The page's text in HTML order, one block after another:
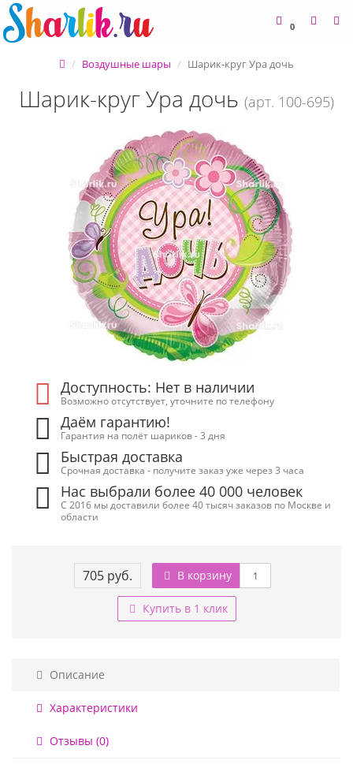
0
Воздушные шары Шарик-круг Ура дочь
Шарик-круг Ура дочь (арт. 100-695)
Доступность: Нет в наличии
Возможно отсутствует, уточните по телефону
Даём гарантию!
Гарантия на полёт шариков - 3 дня
Быстрая доставка
Срочная доставка - получите заказ уже через 3 часа
Нас выбрали более 40 000 человек
С 2016 мы доставили более 40 тысяч заказов по Москве и
области
705 руб. В корзину
Купить в 1 клик
Описание
Характеристики
Отзывы (0)